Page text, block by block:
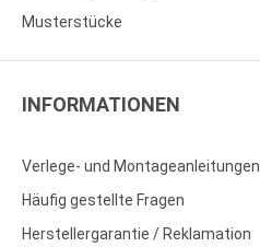
Musterstücke
INFORMATIONEN
Verlege- und Montageanleitungen
Häufig gestellte Fragen
Herstellergarantie / Reklamation